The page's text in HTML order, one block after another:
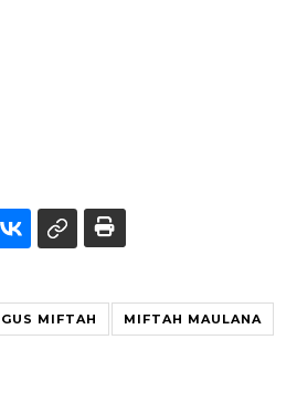
GUS MIFTAH MIFTAH MAULANA